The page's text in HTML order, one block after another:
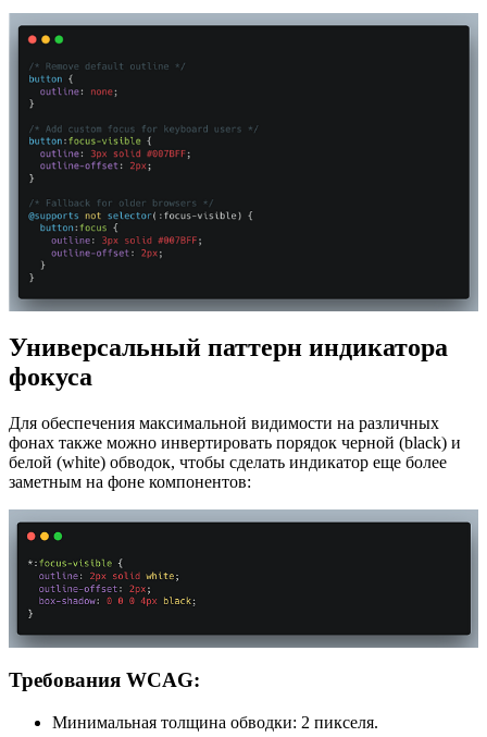
Универсальный паттерн индикатора
фокуса
Для обеспечения максимальной видимости на различных
фонах также можно инвертировать порядок черной (black) и
белой (white) обводок, чтобы сделать индикатор еще более
заметным на фоне компонентов:
Требования WCAG:
Минимальная толщина обводки: 2 пикселя.